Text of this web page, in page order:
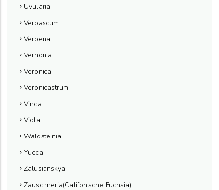
Uvularia
Verbascum
Verbena
Vernonia
Veronica
Veronicastrum
Vinca
Viola
Waldsteinia
Yucca
Zalusianskya
Zauschneria(Califonische Fuchsia)